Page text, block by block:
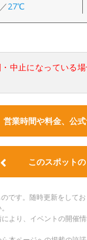
／27℃
中止になっている
営業時間や料金、公
このスポット
です。随時更新をして
より、イベントの開催